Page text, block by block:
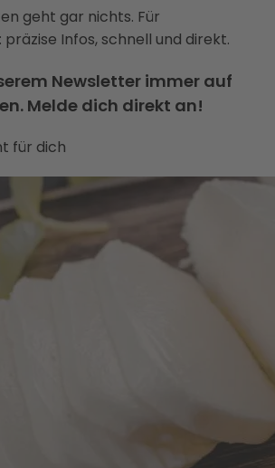
geht gar nichts. Für
Infos, schnell und direkt.
Newsletter immer auf
Melde dich direkt an!
für dich